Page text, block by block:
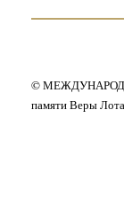
©
памяти Веры